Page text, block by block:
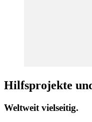
Hilfsprojekte
Weltweit vielseitig.